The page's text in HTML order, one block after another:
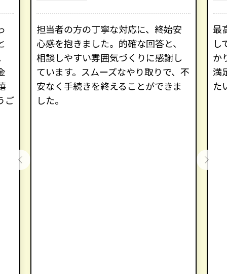
ご
担当者の方の丁寧な対応に、終始安
心感を抱きました。的確な回答と、
相談しやすい雰囲気づくりに感謝し
ています。スムーズなやり取りで、不
安なく手続きを終えることができま
した。
最
し
か
満
た